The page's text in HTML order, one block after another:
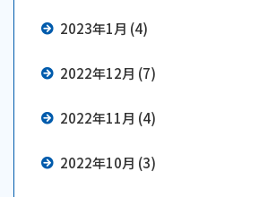
2023年1月 (4)
2022年12月 (7)
2022年11月 (4)
2022年10月 (3)